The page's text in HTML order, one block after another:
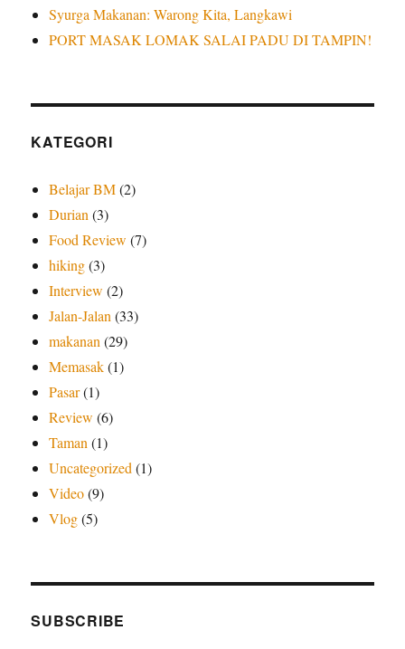
Syurga Makanan: Warong Kita, Langkawi
PORT MASAK LOMAK SALAI PADU DI TAMPIN!
KATEGORI
Belajar BM(2)
Durian (3)
Food Review (7)
hiking(3)
Interview (2)
Jalan-Jalan (33)
makanan (29)
Memasak(1)
Pasar(1)
Review (6)
Taman (1)
Uncategorized (1)
Video(9)
Vlog(5)
SUBSCRIBE